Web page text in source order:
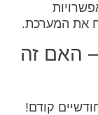
את המערכת.
האם זה
קודם!